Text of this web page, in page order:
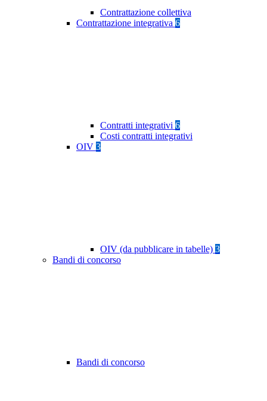
Contrattazione collettiva
Contrattazione integrativa 6
Contratti integrativi 6
Costi contratti integrativi
OIV 3
OIV (da pubblicare in tabelle) 3
Bandi di concorso
Bandi di concorso